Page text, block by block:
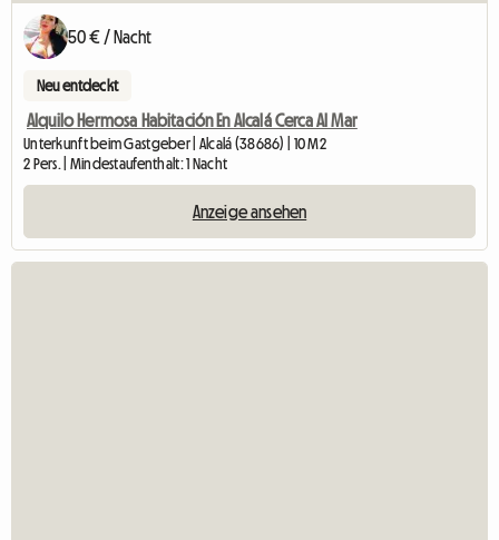
50 € / Nacht
Neu entdeckt
Alquilo Hermosa Habitación En Alcalá Cerca Al Mar
Unterkunft beim Gastgeber | Alcalá (38686) | 10 M2
2 Pers. | Mindestaufenthalt: 1 Nacht
Anzeige ansehen